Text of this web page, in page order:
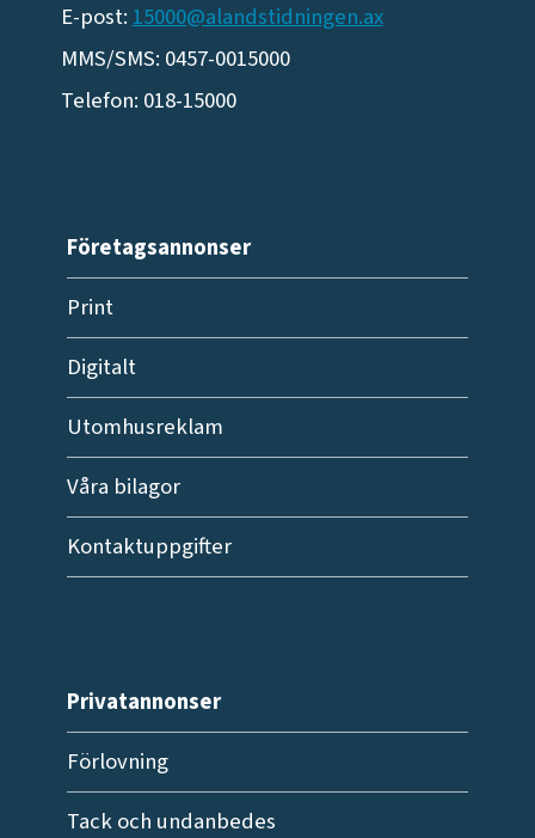
E-post: 15000@alandstidningen.ax
MMS/SMS: 0457-0015000
Telefon: 018-15000
Företagsannonser
Print
Digitalt
Utomhusreklam
Våra bilagor
Kontaktuppgifter
Privatannonser
Förlovning
Tack och undanbedes